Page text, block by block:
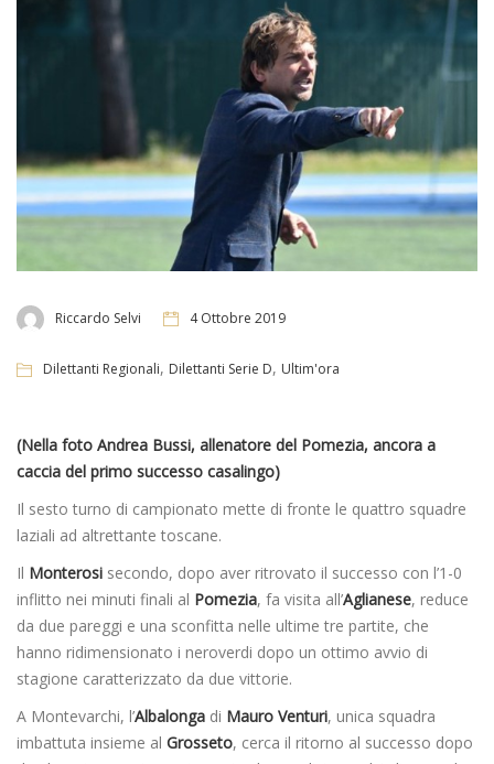
Riccardo Selvi 4 Ottobre 2019
Dilettanti Regionali, Dilettanti Serie D, Ultim'ora
(Nella foto Andrea Bussi, allenatore del Pomezia, ancora a
caccia del primo successo casalingo)
Il sesto turno di campionato mette di fronte le quattro squadre
laziali ad altrettante toscane.
Il Monterosi secondo, dopo aver ritrovato il successo con l’1-0
inflitto nei minuti finali al Pomezia, fa visita all’Aglianese, reduce
da due pareggi e una sconfitta nelle ultime tre partite, che
hanno ridimensionato i neroverdi dopo un ottimo avvio di
stagione caratterizzato da due vittorie.
A Montevarchi, l’Albalonga di Mauro Venturi, unica squadra
imbattuta insieme al Grosseto, cerca il ritorno al successo dopo